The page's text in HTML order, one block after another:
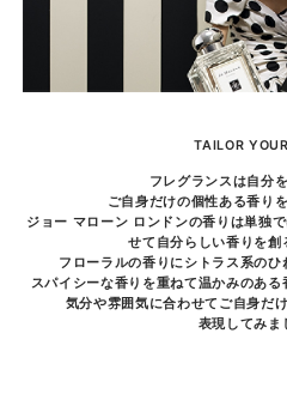
TAILOR
フレグランスは自分
ご自身だけの個性ある香り
ジョー マローン ロンドンの香りは単独
せて自分らしい香りを創
フローラルの香りにシトラス系のひ
スパイシーな香りを重ねて温かみのある
気分や雰囲気に合わせてご自身だ
表現してみま